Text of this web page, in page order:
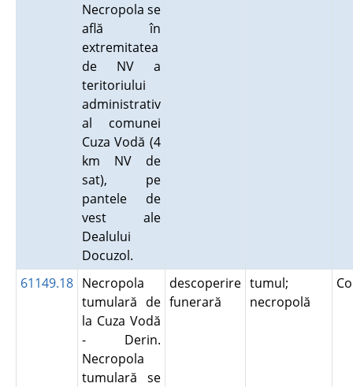
Necropola se
află în
extremitatea
de NV a
teritoriului
administrativ
al comunei
Cuza Vodă (4
km NV de
sat), pe
pantele de
vest ale
Dealului
Docuzol.
61149.18 Necropola
tumulară de
la Cuza Vodă
- Derin.
Necropola
tumulară se
descoperire
funerară
tumul;
necropolă